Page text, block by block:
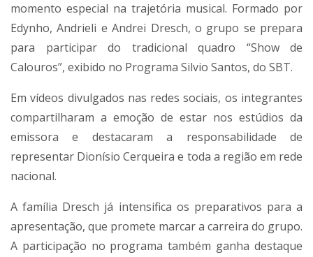
momento especial na trajetória musical. Formado por
Edynho, Andrieli e Andrei Dresch, o grupo se prepara
para participar do tradicional quadro “Show de
Calouros”, exibido no Programa Silvio Santos, do SBT.
Em vídeos divulgados nas redes sociais, os integrantes
compartilharam a emoção de estar nos estúdios da
emissora e destacaram a responsabilidade de
representar Dionísio Cerqueira e toda a região em rede
nacional.
A família Dresch já intensifica os preparativos para a
apresentação, que promete marcar a carreira do grupo.
A participação no programa também ganha destaque